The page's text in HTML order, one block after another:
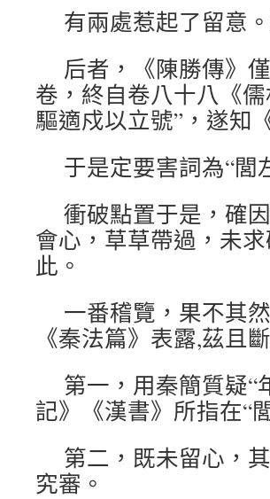
有兩處惹起了留意
后者，《陳勝傳》
卷，終自卷八十八《
驅適戍以立號”，遂知
于是定要害詞為“閭
衝破點置于是，確
會心，草草帶過，未
此。
一番稽覽，果不其
《秦法篇》表露,茲且
第一，用秦簡質疑“
記》《漢書》所指在“
第二，既未留心，
究審。